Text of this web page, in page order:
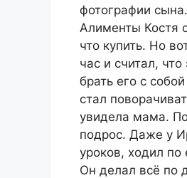
фотографии
Алименты Костя
что купить. Но
час и считал,
брать его с
стал
увидела мама.
подрос. Даже у
уроков, ходил
Он делал всё по